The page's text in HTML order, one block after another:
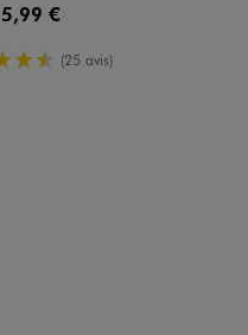
5,99 €
4.5/5 de moyenne
(25 avis)